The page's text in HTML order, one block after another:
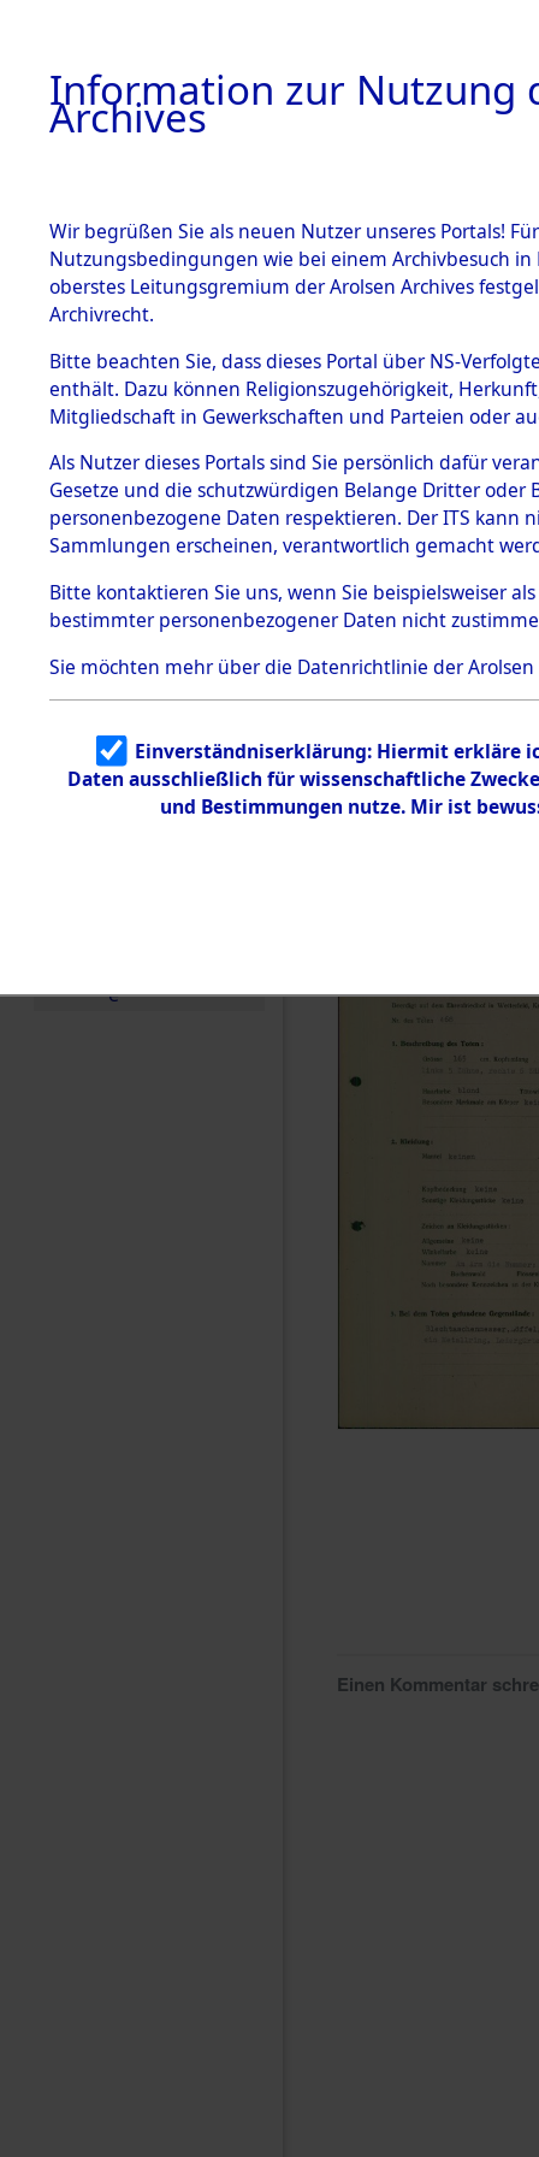
BESTÄNDE
1.
mente
5. Verschiedenes
5.3
Todesmärsche
5.3.1 Alliierte
Erhebungen
zu
Todesmärsch
en
5.3.2
Identifizierun
g
5.3.3
Todesmärsch
e
auf dem
zur
Roding,
zwischen
km)
Leben
0001
Einen Kommentar
Information zur Nutzung
Archives
Wir begrüßen Sie als neuen Nutzer unseres Portals!
Nutzungsbedingungen wie bei einem Archivbesuch
oberstes Leitungsgremium der Arolsen Archives
Archivrecht.
Bitte beachten Sie, dass dieses Portal über NS-
enthält. Dazu können Religionszugehörigkeit,
Mitgliedschaft in Gewerkschaften und Parteien oder
Als Nutzer dieses Portals sind Sie persönlich dafür
Gesetze und die schutzwürdigen Belange Dritter
personenbezogene Daten respektieren. Der ITS
Sammlungen erscheinen, verantwortlich gemacht
Bitte kontaktieren Sie uns, wenn Sie beispielsweiser
bestimmter personenbezogener Daten nicht
Sie möchten mehr über die Datenrichtlinie der Arolsen
Einverständniserklärung: Hiermit erkläre
Daten ausschließlich für wissenschaftliche
und Bestimmungen nutze. Mir ist